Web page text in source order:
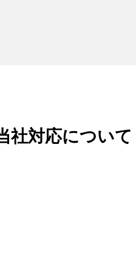
社対応について